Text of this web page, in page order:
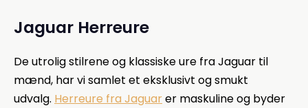
Jaguar Herreure
De utrolig stilrene og klassiske ure fra Jaguar til
mænd, har vi samlet et eksklusivt og smukt
udvalg. Herreure fra Jaguarer maskuline og byder